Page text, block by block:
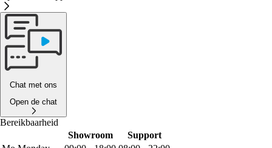
Chat met ons
Open de chat
Bereikbaarheid
Showroom
Support